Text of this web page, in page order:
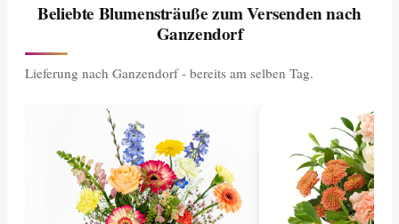
Beliebte Blumensträuße zum Versenden nach
Ganzendorf
Lieferung nach Ganzendorf - bereits am selben Tag.